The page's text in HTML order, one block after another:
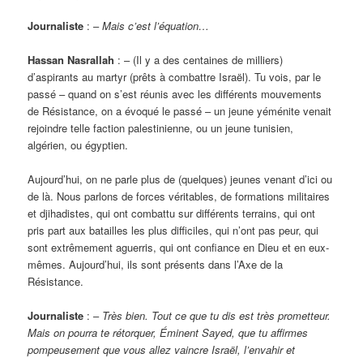
Journaliste : –Mais c’est l’équation…
Hassan Nasrallah : – (Il y a des centaines de milliers)
d’aspirants au martyr (prêts à combattre Israël). Tu vois, par le
passé – quand on s’est réunis avec les différents mouvements
de Résistance, on a évoqué le passé – un jeune yéménite venait
rejoindre telle faction palestinienne, ou un jeune tunisien,
algérien, ou égyptien.
Aujourd’hui, on ne parle plus de (quelques) jeunes venant d’ici ou
de là. Nous parlons de forces véritables, de formations militaires
et djihadistes, qui ont combattu sur différents terrains, qui ont
pris part aux batailles les plus difficiles, qui n’ont pas peur, qui
sont extrêmement aguerris, qui ont confiance en Dieu et en eux-
mêmes. Aujourd’hui, ils sont présents dans l’Axe de la
Résistance.
Journaliste : – Très bien. Tout ce que tu dis est très prometteur.
Mais on pourra te rétorquer, Éminent Sayed, que tu affirmes
pompeusement que vous allez vaincre Israël, l’envahir et